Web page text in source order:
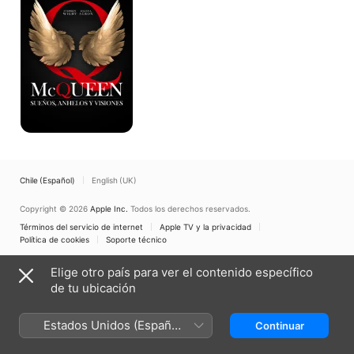
visiones
Chile (Español) English (UK)
Copyright © 2026 Apple Inc. Todos los derechos reservados.
Términos del servicio de internet
Apple TV y la privacidad
Política de cookies
Soporte técnico
Elige otro país para ver el contenido específico
de tu ubicación
Estados Unidos (Español
México)
Continuar